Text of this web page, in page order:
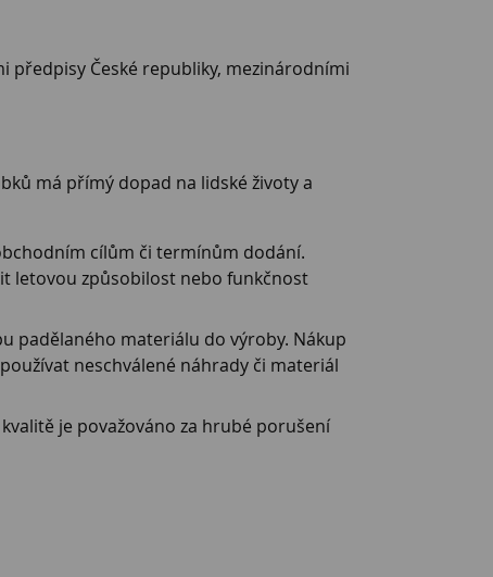
České republiky, mezinárodními
má přímý dopad na lidské životy a
cílům či termínům dodání.
letovou způsobilost nebo funkčnost
materiálu do výroby. Nákup
neschválené náhrady či materiál
je považováno za hrubé porušení